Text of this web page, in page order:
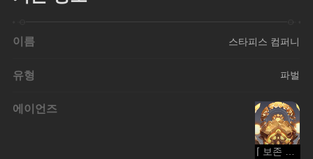
이름 스타피스 컴퍼니
유형 파벌
에이언즈
⌈ 보존 ⌋ 클리포트